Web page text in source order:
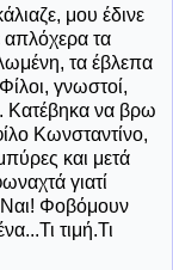
μου έδινε
απλόχερα τα
τα έβλεπα
γνωστοί,
Κατέβηκα να βρω
Κωνσταντίνο,
και μετά
γιατί
Φοβόμουν
τιμή.Τι